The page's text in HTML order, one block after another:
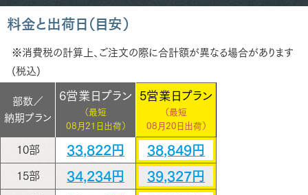
料金と出荷日（目安）
※消費税の計算上、ご注文の際に合計額が異なる場合があります
(税込)
部数／
納期プラン
6営業日プラン
（最短
08月21日出荷）
5営業日プラン
（最短
08月20日出荷）
10部 33,822円 38,849円
15部 34,234円 39,327円